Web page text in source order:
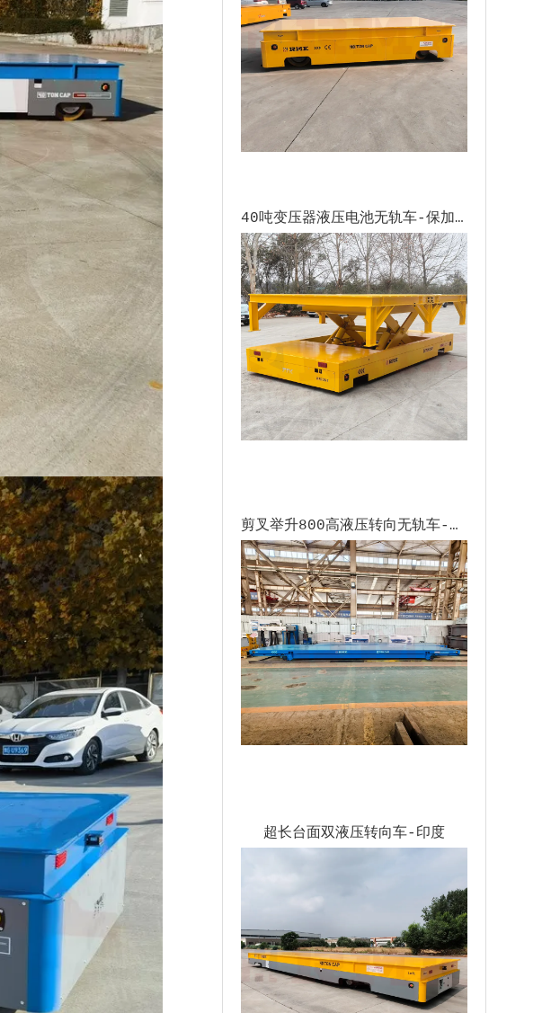
40吨变压器液压电池无轨车-保加利亚
剪叉举升800高液压转向无轨车-波兰
超长台面双液压转向车-印度